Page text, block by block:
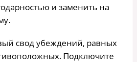
и заменить на
свод убеждений, равных
Подключите